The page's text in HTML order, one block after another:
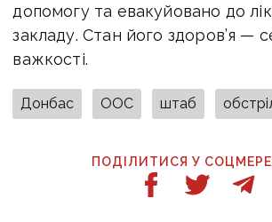
допомогу та евакуйовано до
закладу. Стан його здоров’я —
важкості.
Донбас ООС штаб
ПОДІЛИТИСЯ У